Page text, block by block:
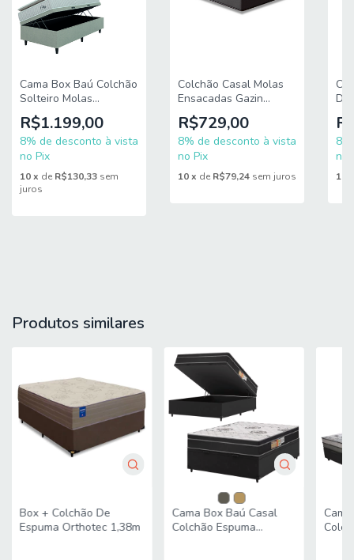
acesso como escadarias. Caso o cliente necessite de
entrega dentro das dificuldades mencionadas, deverá
entrar em contato para análise e cotação do valor do
evitando assim futuros desagrados ou imprevistos com a
entrega.
Cama Box Baú Colchão
Solteiro Molas
Ensacadas City Pillow
Top 88x188x64cm
Hellen
R$1.199,00
8% de desconto à vista
no Pix
10x de R$130,33 sem
juros
Colchão Casal Molas
Ensacadas Gazin
Maximus
138x188x24cm
R$729,00
8% de desconto à vista
no Pix
10x de R$79,24 sem juros
no
10
Produtos similares
Box + Colchão De
Espuma Orthotec 1,38m
Cama Box Baú Casal
Colchão Espuma